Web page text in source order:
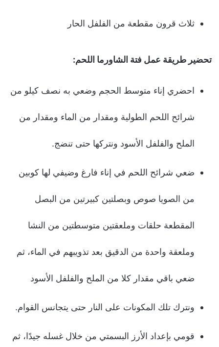
ثلاث قرون مقطعة من الفلفل الحار
تحضير طريقة عمل فتة الشاورما اللحم:
احضري إناء متوسط الحجم وضعي به نصف كيلو من
شرائح اللحم الطولية ومقدار من الماء ومقدار من
الملح والفلفل الأسود ونتركها حتى تنضج.
ضعي شرائح اللحم في إناء فارغ وضيفي لها كوبين
من الصويا صوص وبصلتين كبيرتين من البصل
المقطعة حلقات وملعقتين متوسطتين من النشا
وملعقة واحدة من الدقيق بعد تذويبهم في الماء، ثم
ضعي باقي مقدار كلا من الملح والفلفل الأسود
ونترك تلك المكونات على النار حتى يتجانس القوام.
قومي بإعداد الأرز البسمتي من خلال غسله جيدًا، ثم